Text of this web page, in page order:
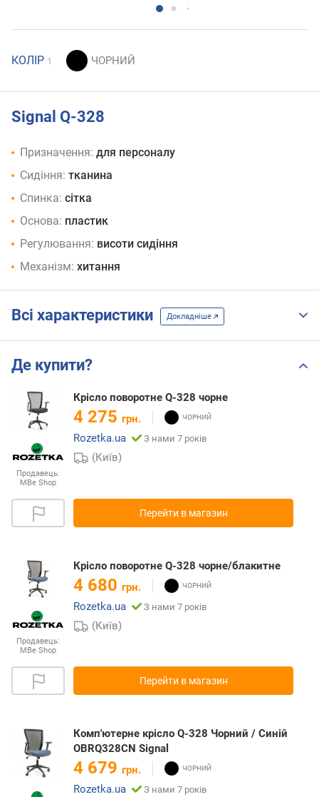
КОЛІР 1
Signal Q-328
Призначення: для персоналу
Сидіння: тканина
Спинка: сітка
Основа: пластик
Регулювання: висоти сидіння
Механізм: хитання
Всі характеристики Докладніше
Де купити?
Продавець:
MBe Shop
Крісло поворотне Q-328 чорне
4 275 грн.
Rozetka.ua
З нами 7 років
(Київ)
Перейти в магазин
Продавець:
MBe Shop
Крісло поворотне Q-328 чорне/блакитне
4 680 грн.
Rozetka.ua
З нами 7 років
(Київ)
Перейти в магазин
Комп'ютерне крісло Q-328 Чорний / Синій
OBRQ328CN Signal
4 679 грн.
Rozetka.ua
З нами 7 років